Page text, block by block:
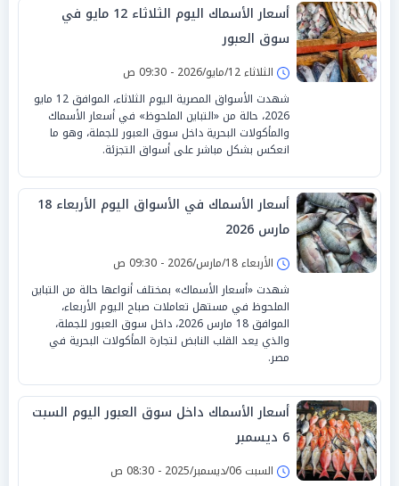
أسعار الأسماك اليوم الثلاثاء 12 مايو في
سوق العبور
الثلاثاء 12/مايو/2026 - 09:30 ص
شهدت الأسواق المصرية اليوم الثلاثاء، الموافق 12 مايو
2026، حالة من «التباين الملحوظ» في أسعار الأسماك
والمأكولات البحرية داخل سوق العبور للجملة، وهو ما
انعكس بشكل مباشر على أسواق التجزئة.
أسعار الأسماك في الأسواق اليوم الأربعاء 18
مارس 2026
الأربعاء 18/مارس/2026 - 09:30 ص
شهدت «أسعار الأسماك» بمختلف أنواعها حالة من التباين
الملحوظ في مستهل تعاملات صباح اليوم الأربعاء،
الموافق 18 مارس 2026، داخل سوق العبور للجملة،
والذي يعد القلب النابض لتجارة المأكولات البحرية في
مصر.
أسعار الأسماك داخل سوق العبور اليوم السبت
6 ديسمبر
السبت 06/ديسمبر/2025 - 08:30 ص